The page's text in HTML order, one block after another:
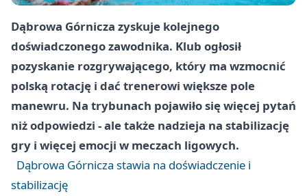
Dąbrowa Górnicza zyskuje kolejnego
doświadczonego zawodnika. Klub ogłosił
pozyskanie rozgrywającego, który ma wzmocnić
polską rotację i dać trenerowi większe pole
manewru. Na trybunach pojawiło się więcej pytań
niż odpowiedzi - ale także nadzieja na stabilizację
gry i więcej emocji w meczach ligowych.
Dąbrowa Górnicza stawia na doświadczenie i
stabilizację